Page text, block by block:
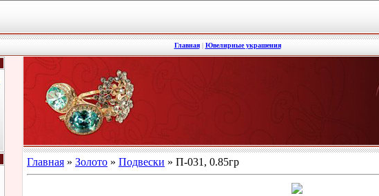
Главная| Ювелирные украшения
Главная » Золото » Подвески » П-031, 0.85гр